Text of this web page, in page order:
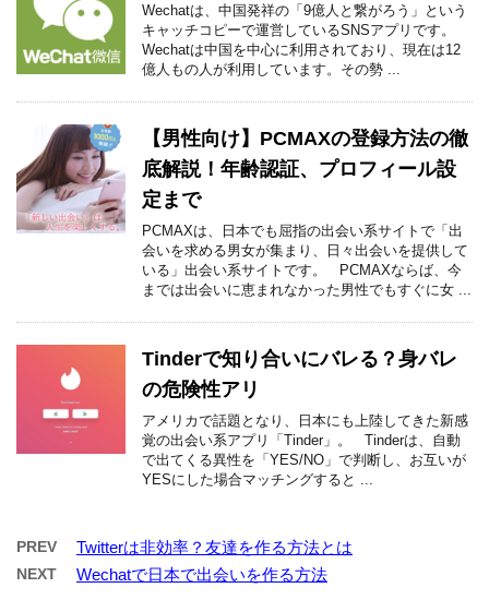
Wechatは、中国発祥の「9億人と繋がろう」という
キャッチコピーで運営しているSNSアプリです。
Wechatは中国を中心に利用されており、現在は12
億人もの人が利用しています。その勢 ...
【男性向け】PCMAXの登録方法の徹
底解説！年齢認証、プロフィール設
定まで
PCMAXは、日本でも屈指の出会い系サイトで「出
会いを求める男女が集まり、日々出会いを提供して
いる」出会い系サイトです。 PCMAXならば、今
までは出会いに恵まれなかった男性でもすぐに女 ...
Tinderで知り合いにバレる？身バレ
の危険性アリ
アメリカで話題となり、日本にも上陸してきた新感
覚の出会い系アプリ「Tinder」。 Tinderは、自動
で出てくる異性を「YES/NO」で判断し、お互いが
YESにした場合マッチングすると ...
PREV Twitterは非効率？友達を作る方法とは
NEXT Wechatで日本で出会いを作る方法